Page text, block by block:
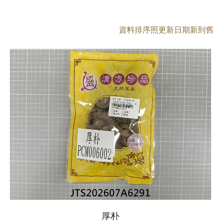
資料排序照更新日期新到舊
厚朴